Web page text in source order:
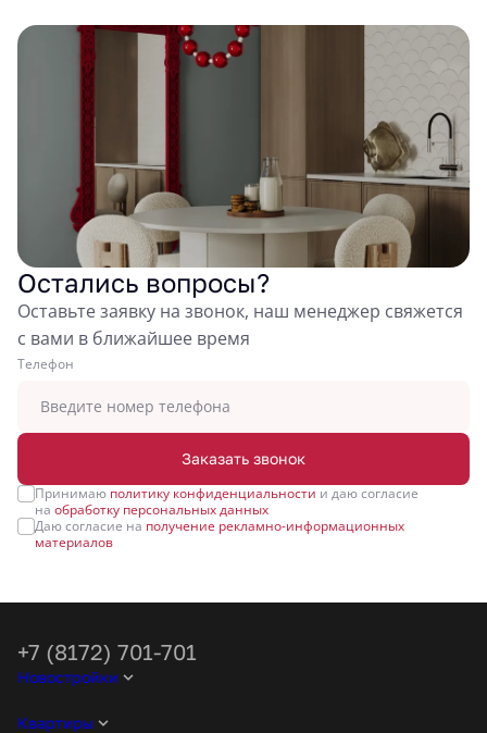
Остались вопросы?
Оставьте заявку на звонок, наш менеджер свяжется
с вами в ближайшее время
Tелефон
Заказать звонок
Принимаю политику конфиденциальности и даю согласие
на обработку персональных данных
Даю согласие на получение рекламно-информационных
материалов
Новостройки
Квартиры
+7 (8172) 701-701